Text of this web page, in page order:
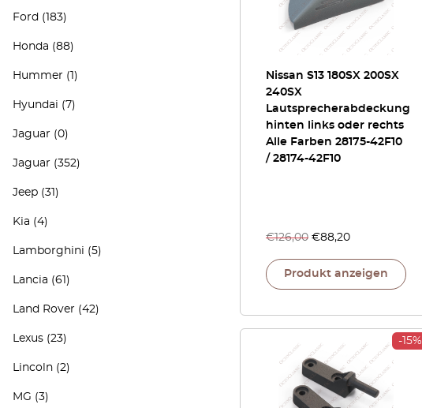
Ford (183)
Honda (88)
Hummer (1)
Hyundai (7)
Jaguar (0)
Jaguar (352)
Jeep (31)
Kia (4)
Lamborghini (5)
Lancia (61)
Land Rover (42)
Lexus (23)
Lincoln (2)
MG (3)
Nissan S13 180SX 200SX
240SX
Lautsprecherabdeckung
hinten links oder rechts
Alle Farben 28175-42F10
/ 28174-42F10
€126,00 €88,20
Produkt anzeigen
-15%